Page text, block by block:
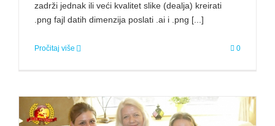
zadrži jednak ili veći kvalitet slike (dealja) kreirati
.png fajl datih dimenzija poslati .ai i .png [...]
Pročitaj više 0